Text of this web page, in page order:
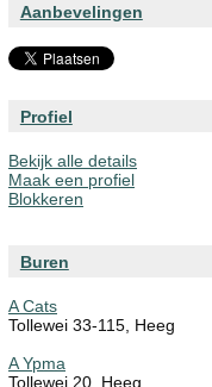
Aanbevelingen
Profiel
Bekijk alle details
Maak een profiel
Blokkeren
Buren
A Cats
Tollewei 33-115, Heeg
A Ypma
Tollewei 20, Heeg